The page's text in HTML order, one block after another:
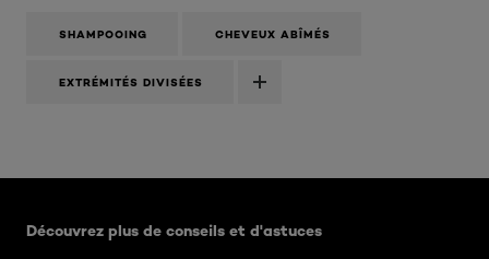
SHAMPOOING CHEVEUX ABÎMÉS
EXTRÉMITÉS DIVISÉES
Découvrez plus de conseils et d'astuces